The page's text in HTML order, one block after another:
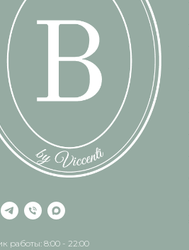
работы: 8:00 - 22:00